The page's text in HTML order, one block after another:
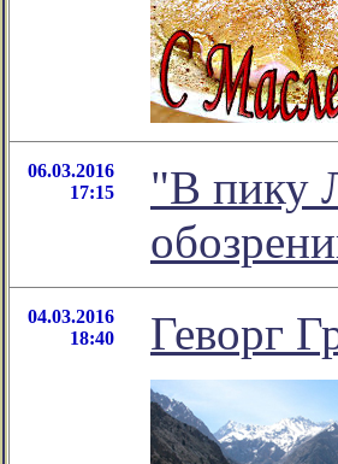
06.03.2016
17:15
"В пику
04.03.2016
18:40
Геворг